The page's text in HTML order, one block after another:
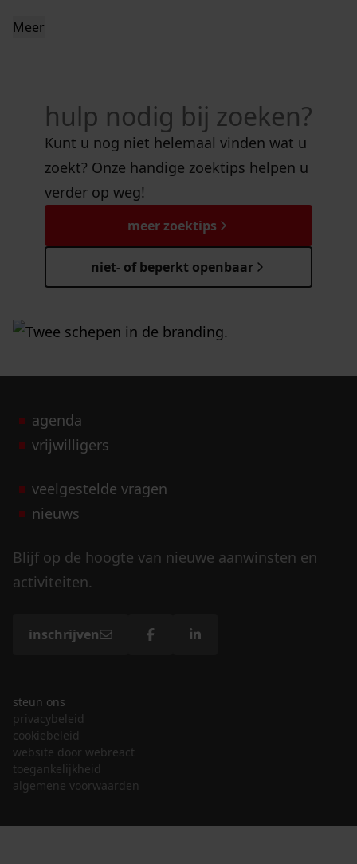
Meer
hulp nodig bij zoeken?
Kunt u nog niet helemaal vinden wat u
zoekt? Onze handige zoektips helpen u
verder op weg!
meer zoektips
niet- of beperkt openbaar
agenda
vrijwilligers
veelgestelde vragen
nieuws
Blijf op de hoogte van nieuwe aanwinsten en
activiteiten.
inschrijven
steun ons
privacybeleid
cookiebeleid
website door webreact
toegankelijkheid
algemene voorwaarden